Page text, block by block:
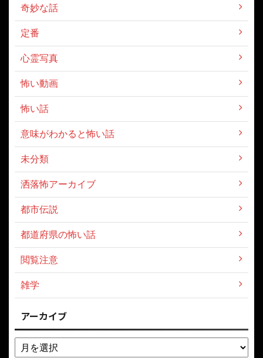
奇妙な話
定番
心霊写真
怖い動画
怖い話
意味がわかると怖い話
未分類
洒落怖アーカイブ
都市伝説
都道府県の怖い話
閲覧注意
雑学
アーカイブ